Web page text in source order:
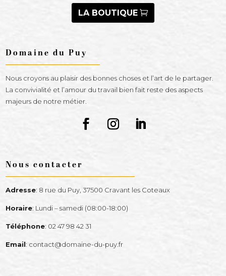
LA BOUTIQUE
Domaine du Puy
Nous croyons au plaisir des bonnes choses et l’art de le partager.
La convivialité et l’amour du travail bien fait reste des aspects
majeurs de notre métier.
Nous contacter
Adresse: 8 rue du Puy, 37500 Cravant les Coteaux
Horaire: Lundi – samedi (08:00-18:00)
Téléphone: 02 47 98 42 31
Email: contact@domaine-du-puy.fr